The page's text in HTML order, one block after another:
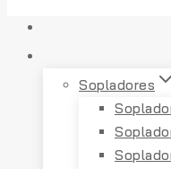
Sopladores